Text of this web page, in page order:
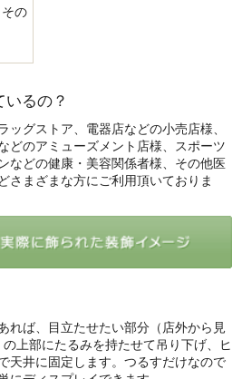
の
いるの？
ッグストア、電器店などの小売店様、
どのアミューズメント店様、スポーツ
などの健康・美容関係者様、その他医
さまざまな方にご利用頂いておりま
れば、目立たせたい部分（店外から見
上部にたるみを持たせて吊り下げ、ヒ
天井に固定します。つるすだけなので